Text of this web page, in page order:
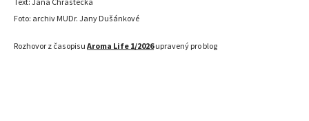
Foto: archiv MUDr. Jany Dušánkové
Rozhovor z časopisu Aroma Life 1/2026upravený pro blog